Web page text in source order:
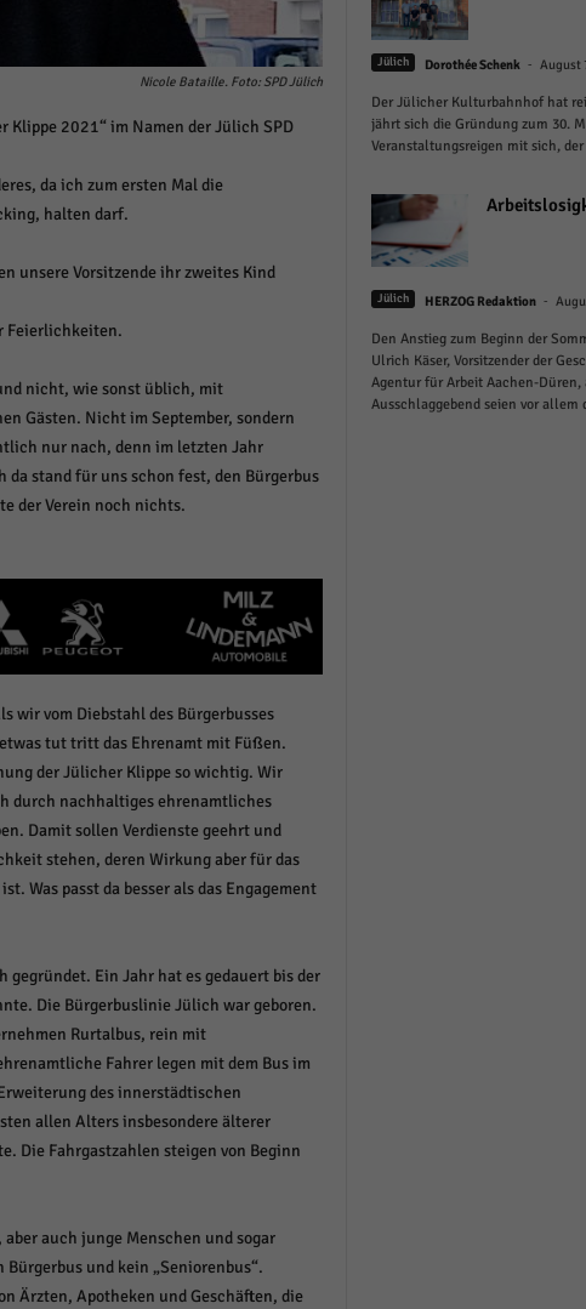
Nicole Bataille. Foto: SPD Jülich
Klippe 2021“ im Namen der Jülich SPD
da ich zum ersten Mal die
halten darf.
unsere Vorsitzende ihr zweites Kind
Feierlichkeiten.
nicht, wie sonst üblich, mit
Gästen. Nicht im September, sondern
nur nach, denn im letzten Jahr
stand für uns schon fest, den Bürgerbus
der Verein noch nichts.
wir vom Diebstahl des Bürgerbusses
tut tritt das Ehrenamt mit Füßen.
der Jülicher Klippe so wichtig. Wir
durch nachhaltiges ehrenamtliches
Damit sollen Verdienste geehrt und
stehen, deren Wirkung aber für das
Was passt da besser als das Engagement
Ein Jahr hat es gedauert bis der
Die Bürgerbuslinie Jülich war geboren.
Rurtalbus, rein mit
Fahrer legen mit dem Bus im
des innerstädtischen
allen Alters insbesondere älterer
Die Fahrgastzahlen steigen von Beginn
auch junge Menschen und sogar
und kein „Seniorenbus“.
Ärzten, Apotheken und Geschäften, die
Jülich Dorothée Schenk - August
Der Jülicher Kulturbahnhof hat
jährt sich die Gründung zum 30.
Veranstaltungsreigen mit sich, der
Jülich HERZOG Redaktion -
Den Anstieg zum Beginn der
Ulrich Käser, Vorsitzender der
Agentur für Arbeit Aachen-Düren,
Ausschlaggebend seien vor allem
grundlegende Funktionen und sind für die einwandfreie
Cookie-Informationen anzeigen
anonym. Diese Informationen helfen uns zu verstehen,
Website nutzen.
Cookie-Informationen anzeigen
Marketing
von Drittanbietern oder Publishern verwendet, um personalisierte
dies, indem sie Besucher über Websites hinweg verfolgen.
Cookie-Informationen anzeigen
mehr.
Cookie-Informationen anzeigen
Datenschutzerklärung